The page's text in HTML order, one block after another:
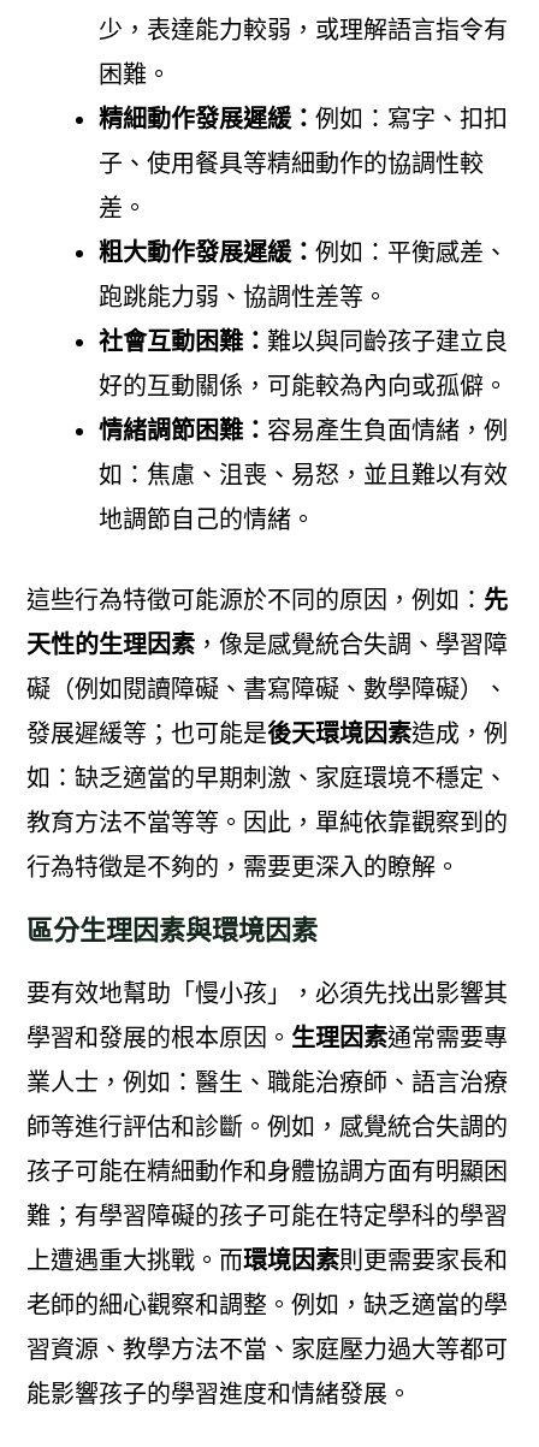
少，表達能力較弱，或理解語言指令有
困難。
精細動作發展遲緩： 例如：寫字、扣扣
子、使用餐具等精細動作的協調性較
差。
粗大動作發展遲緩： 例如：平衡感差、
跑跳能力弱、協調性差等。
社會互動困難： 難以與同齡孩子建立良
好的互動關係，可能較為內向或孤僻。
情緒調節困難： 容易產生負面情緒，例
如：焦慮、沮喪、易怒，並且難以有效
地調節自己的情緒。
這些行為特徵可能源於不同的原因，例如： 先
天性的生理因素，像是感覺統合失調、學習障
礙（例如閱讀障礙、書寫障礙、數學障礙）、
發展遲緩等；也可能是後天環境因素造成，例
如：缺乏適當的早期刺激、家庭環境不穩定、
教育方法不當等等。因此，單純依靠觀察到的
行為特徵是不夠的，需要更深入的瞭解。
區分生理因素與環境因素
要有效地幫助「慢小孩」，必須先找出影響其
學習和發展的根本原因。 生理因素通常需要專
業人士，例如：醫生、職能治療師、語言治療
師等進行評估和診斷。例如，感覺統合失調的
孩子可能在精細動作和身體協調方面有明顯困
難；有學習障礙的孩子可能在特定學科的學習
上遭遇重大挑戰。而環境因素則更需要家長和
老師的細心觀察和調整。例如，缺乏適當的學
習資源、教學方法不當、家庭壓力過大等都可
能影響孩子的學習進度和情緒發展。